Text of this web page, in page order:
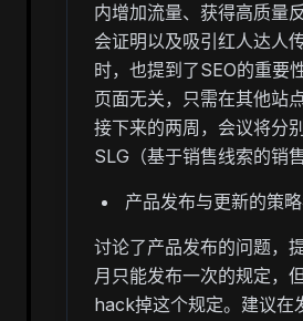
内增加流量、获得高质量
会证明以及吸引红人达人
时，也提到了SEO的重要
页面无关，只需在其他站
接下来的两周，会议将分
SLG（基于销售线索的销
产品发布与更新的策
讨论了产品发布的问题，
月只能发布一次的规定，
hack掉这个规定。建议在